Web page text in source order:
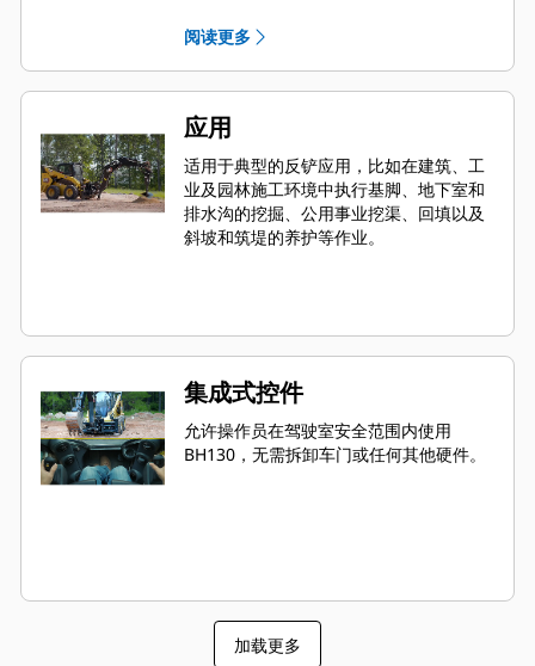
附件功能。
阅读更多
应用
适用于典型的反铲应用，比如在建筑、工
业及园林施工环境中执行基脚、地下室和
排水沟的挖掘、公用事业挖渠、回填以及
斜坡和筑堤的养护等作业。
集成式控件
允许操作员在驾驶室安全范围内使用
BH130，无需拆卸车门或任何其他硬件。
加载更多